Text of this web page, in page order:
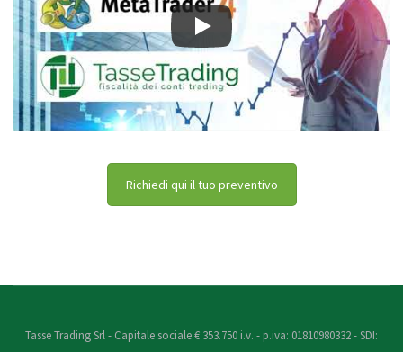
Richiedi qui il tuo preventivo
Tasse Trading Srl - Capitale sociale € 353.750 i.v. - p.iva: 01810980332 - SDI: